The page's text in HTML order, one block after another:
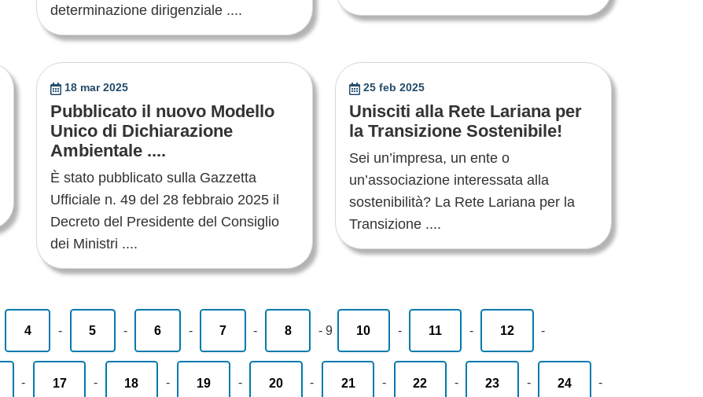
determinazione dirigenziale ....
18 mar 2025
Pubblicato il nuovo Modello
Unico di Dichiarazione
Ambientale ....
È stato pubblicato sulla Gazzetta
Ufficiale n. 49 del 28 febbraio 2025 il
Decreto del Presidente del Consiglio
dei Ministri ....
25 feb 2025
Unisciti alla Rete Lariana per
la Transizione Sostenibile!
Sei un’impresa, un ente o
un’associazione interessata alla
sostenibilità? La Rete Lariana per la
Transizione ....
4 - 5 - 6 - 7 - 8 - 9 10 - 11 - 12 -
- 17 - 18 - 19 - 20 - 21 - 22 - 23 - 24 -